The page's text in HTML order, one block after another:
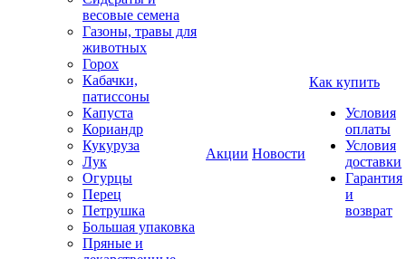
весовые семена
Газоны, травы для
животных
Горох
Кабачки,
патиссоны
Капуста
Кориандр
Кукуруза
Лук
Огурцы
Перец
Петрушка
Большая упаковка
Пряные и
Акции Новости
Как купить
Условия
оплаты
Условия
доставки
Гарантия
и
возврат